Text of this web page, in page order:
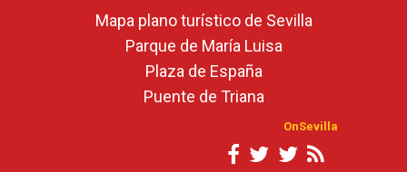
Mapa plano turístico de Sevilla
Parque de María Luisa
Plaza de España
Puente de Triana
OnSevilla